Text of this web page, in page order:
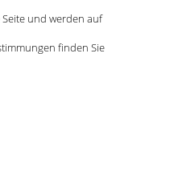
und werden auf
finden Sie